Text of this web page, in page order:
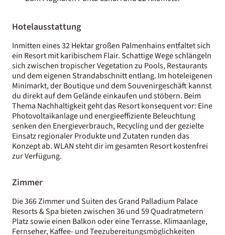
Hotelausstattung
Inmitten eines 32 Hektar großen Palmenhains entfaltet sich
ein Resort mit karibischem Flair. Schattige Wege schlängeln
sich zwischen tropischer Vegetation zu Pools, Restaurants
und dem eigenen Strandabschnitt entlang. Im hoteleigenen
Minimarkt, der Boutique und dem Souvenirgeschäft kannst
du direkt auf dem Gelände einkaufen und stöbern. Beim
Thema Nachhaltigkeit geht das Resort konsequent vor: Eine
Photovoltaikanlage und energieeffiziente Beleuchtung
senken den Energieverbrauch, Recycling und der gezielte
Einsatz regionaler Produkte und Zutaten runden das
Konzept ab. WLAN steht dir im gesamten Resort kostenfrei
zur Verfügung.
Zimmer
Die 366 Zimmer und Suiten des Grand Palladium Palace
Resorts & Spa bieten zwischen 36 und 59 Quadratmetern
Platz sowie einen Balkon oder eine Terrasse. Klimaanlage,
Fernseher, Kaffee- und Teezubereitungsmöglichkeiten